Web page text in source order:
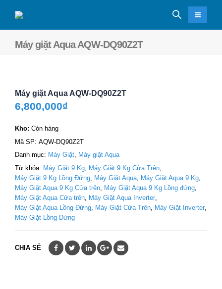
Máy giặt Aqua AQW-DQ90Z2T
Máy giặt Aqua AQW-DQ90Z2T
6,800,000₫
Kho: Còn hàng
Mã SP: AQW-DQ90Z2T
Danh mục: Máy Giặt, Máy giặt Aqua
Từ khóa: Máy Giặt 9 Kg Máy Giặt 9 Kg Cửa Trên
Máy Giặt 9 Kg Lồng Đứng Máy Giặt Aqua Máy Giặt Aqua 9 Kg
Máy Giặt Aqua 9 Kg Cửa trên Máy Giặt Aqua 9 Kg Lồng đứng
Máy Giặt Aqua Cửa trên Máy Giặt Aqua Inverter
Máy Giặt Aqua Lồng Đứng Máy Giặt Cửa Trên Máy Giặt Inverter
Máy Giặt Lồng Đứng
CHIA SẺ